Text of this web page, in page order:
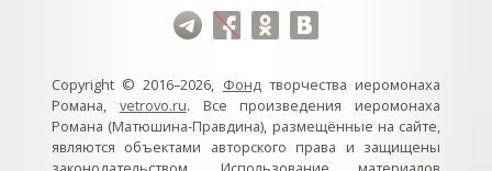
Copyright © 2016–2026, Фондтворчества иеромонаха
Романа, vetrovo.ru. Все произведения иеромонаха
Романа (Матюшина-Правдина), размещённые на сайте,
являются объектами авторского права и защищены